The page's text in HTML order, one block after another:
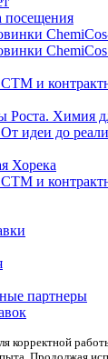
посещения
и
Роста. Химия
идеи до
Хорека
и
партнеры
корректной